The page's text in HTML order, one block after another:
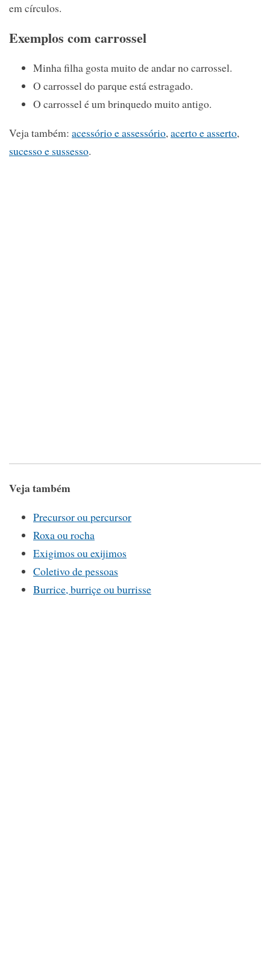
em círculos.
Exemplos com carrossel
Minha filha gosta muito de andar no carrossel.
O carrossel do parque está estragado.
O carrossel é um brinquedo muito antigo.
Veja também: acessório e assessório, acerto e asserto,
sucesso e sussesso.
Veja também
Precursor ou percursor
Roxa ou rocha
Exigimos ou exijimos
Coletivo de pessoas
Burrice, burriçe ou burrisse